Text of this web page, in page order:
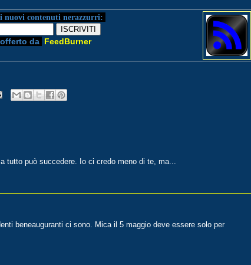
nuovi contenuti nerazzurri:
da FeedBurner
tutto può succedere. Io ci credo meno di te, ma...
beneauguranti ci sono. Mica il 5 maggio deve essere solo per